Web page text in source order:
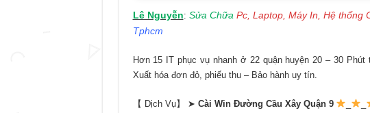
Lê Nguyễn: Sửa Chữa Pc, Laptop, Máy In, Hệ thống
Tphcm
Hơn 15 IT phục vụ nhanh ở 22 quận huyện 20 – 30
Xuất hóa đơn đỏ, phiếu thu – Bảo hành uy tín.
【 Dịch Vụ】 ➤ Cài Win Đường Cầu Xây Quận 9